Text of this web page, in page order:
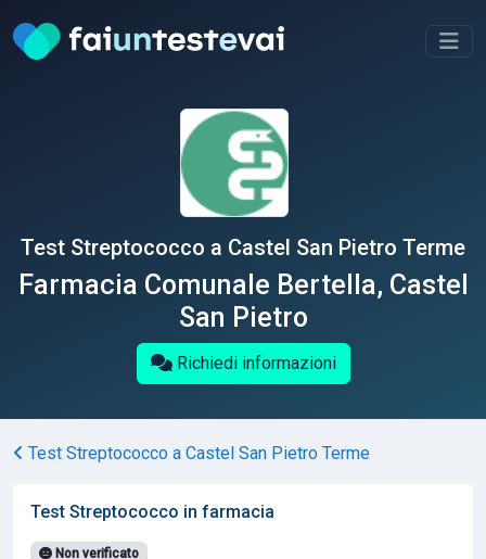
Test Streptococco a Castel San Pietro Terme
Farmacia Comunale Bertella, Castel
San Pietro
Richiedi informazioni
Test Streptococco a Castel San Pietro Terme
Test Streptococco in farmacia
Non verificato